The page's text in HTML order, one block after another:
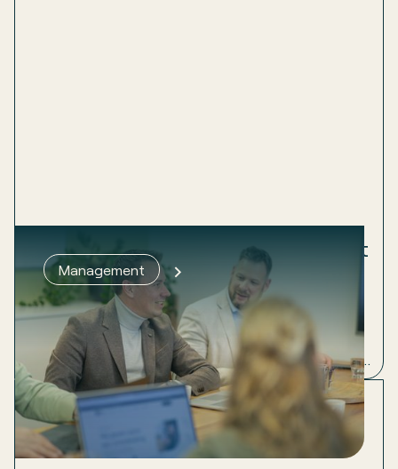
Management
Groeien lukt pas als het fundament
klopt
Een ondernemer belt. Hij wil groeien, maar voelt dat
het schuurt. 60 medewerkers, een MT, ambitie
genoeg. Wat er ontbrak? Structuur en inzicht. Lees
hoe we dat samen oplosten.